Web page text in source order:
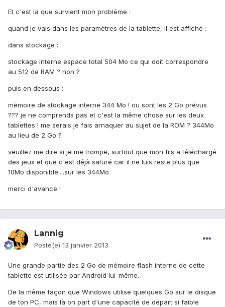
Et c'est la que survient mon problème :
quand je vais dans les paramètres de la tablette, il est affiché :
dans stockage :
stockage interne espace total 504 Mo ce qui doit correspondre
au 512 de RAM ? non ?
puis en dessous :
mémoire de stockage interne 344 Mo ! ou sont les 2 Go prévus
??? je ne comprends pas et c'est la même chose sur les deux
tablettes ! me serais je fais arnaquer au sujet de la ROM ? 344Mo
au lieu de 2 Go ?
veuillez me dire si je me trompe, surtout que mon fils a téléchargé
des jeux et que c'est déjà saturé car il ne luis reste plus que
10Mo disponible....sur les 344Mo
merci d'avance !
Lannig
Posté(e) 13 janvier 2013
Une grande partie des 2 Go de mémoire flash interne de cette
tablette est utilisée par Android lui-même.
De la même façon que Windows utilise quelques Go sur le disque
de ton PC, mais là on part d'une capacité de départ si faible